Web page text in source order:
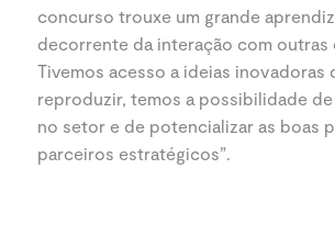
concurso trouxe um grande
decorrente da interação com outras
Tivemos acesso a ideias inovadoras
reproduzir, temos a possibilidade
no setor e de potencializar as boas
parceiros estratégicos”.